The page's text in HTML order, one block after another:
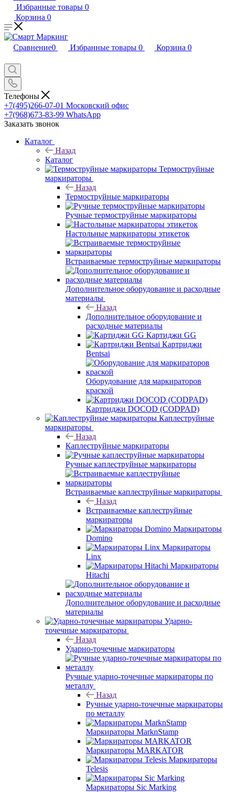
Избранные товары 0
Корзина 0
Сравнение0 Избранные товары 0 Корзина 0
Телефоны
+7(495)266-07-01 Московский офис
+7(968)673-83-99 WhatsApp
Заказать звонок
Каталог
Назад
Каталог
Термоструйные
маркираторы
Назад
Термоструйные маркираторы
Ручные термоструйные маркираторы
Настольные маркираторы этикеток
Встраиваемые термоструйные маркираторы
Дополнительное оборудование и расходные
материалы
Назад
Дополнительное оборудование и
расходные материалы
Картиджи GG
Картриджи
Bentsai
Оборудование для маркираторов
краской
Картриджи DOCOD (CODPAD)
Каплеструйные
маркираторы
Назад
Каплеструйные маркираторы
Ручные каплеструйные маркираторы
Встраиваемые каплеструйные маркираторы
Назад
Встраиваемые каплеструйные
маркираторы
Маркираторы
Domino
Маркираторы
Linx
Маркираторы
Hitachi
Дополнительное оборудование и расходные
материалы
Ударно-
точечные маркираторы
Назад
Ударно-точечные маркираторы
Ручные ударно-точечные маркираторы по
металлу
Назад
Ручные ударно-точечные маркираторы
по металлу
Маркираторы MarknStamp
Маркираторы MARKATOR
Маркираторы
Telesis
Маркираторы Sic Marking